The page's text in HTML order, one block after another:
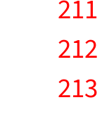
211
212
213